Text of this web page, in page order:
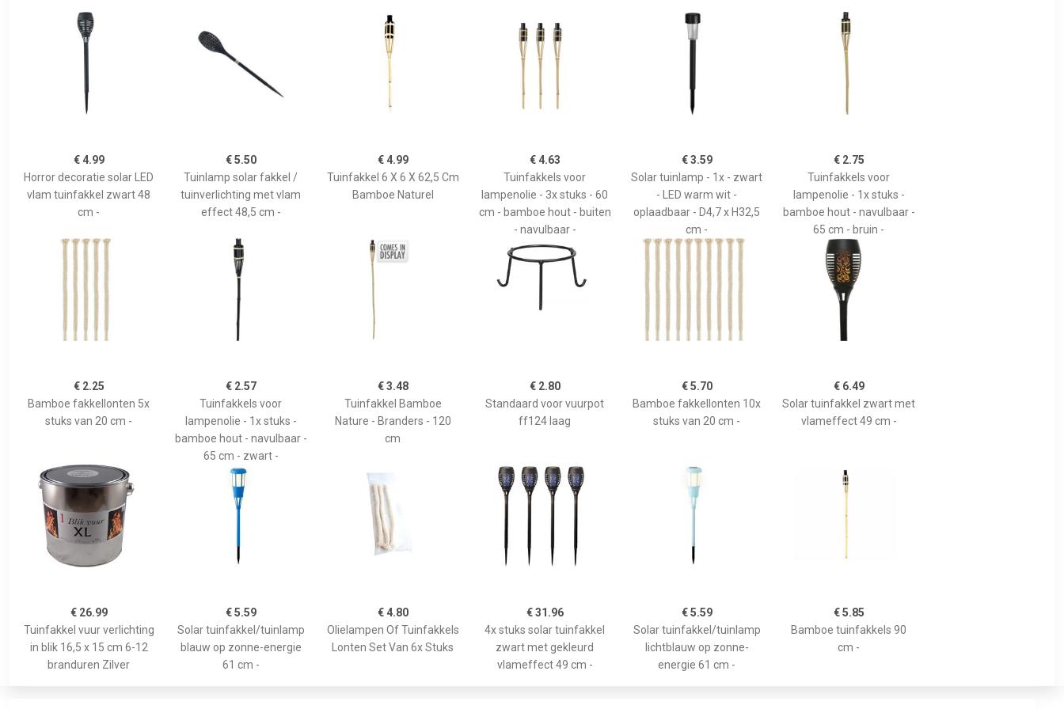
€ 4.99
Horror decoratie solar LED
vlam tuinfakkel zwart 48
cm -
€ 5.50
Tuinlamp solar fakkel /
tuinverlichting met vlam
effect 48,5 cm -
€ 4.99
Tuinfakkel 6 X 6 X 62,5 Cm
Bamboe Naturel
€ 4.63
Tuinfakkels voor
lampenolie - 3x stuks - 60
cm - bamboe hout - buiten
- navulbaar -
€ 3.59
Solar tuinlamp - 1x - zwart
- LED warm wit -
oplaadbaar - D4,7 x H32,5
cm -
€ 2.75
Tuinfakkels voor
lampenolie - 1x stuks -
bamboe hout - navulbaar -
65 cm - bruin -
€ 2.25
Bamboe fakkellonten 5x
stuks van 20 cm -
€ 2.57
Tuinfakkels voor
lampenolie - 1x stuks -
bamboe hout - navulbaar -
65 cm - zwart -
€ 3.48
Tuinfakkel Bamboe
Nature - Branders - 120
cm
€ 2.80
Standaard voor vuurpot
ff124 laag
€ 5.70
Bamboe fakkellonten 10x
stuks van 20 cm -
€ 6.49
Solar tuinfakkel zwart met
vlameffect 49 cm -
€ 26.99
Tuinfakkel vuur verlichting
in blik 16,5 x 15 cm 6-12
branduren Zilver
€ 5.59
Solar tuinfakkel/tuinlamp
blauw op zonne-energie
61 cm -
€ 4.80
Olielampen Of Tuinfakkels
Lonten Set Van 6x Stuks
€ 31.96
4x stuks solar tuinfakkel
zwart met gekleurd
vlameffect 49 cm -
€ 5.59
Solar tuinfakkel/tuinlamp
lichtblauw op zonne-
energie 61 cm -
€ 5.85
Bamboe tuinfakkels 90
cm -